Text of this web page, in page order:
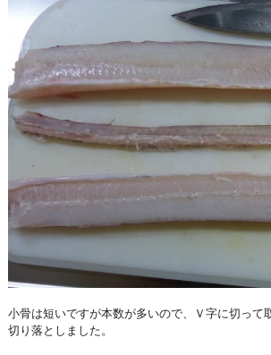
小骨は短いですが本数が多いので、Ｖ字に切って
切り落としました。